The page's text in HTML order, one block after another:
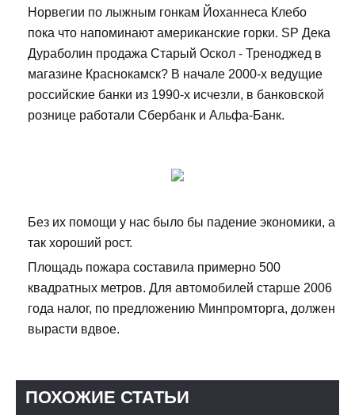
Норвегии по лыжным гонкам Йоханнеса Клебо
пока что напоминают американские горки. SP Дека
Дураболин продажа Старый Оскол - Треноджед в
магазине Краснокамск? В начале 2000-х ведущие
российские банки из 1990-х исчезли, в банковской
рознице работали Сбербанк и Альфа-Банк.
Без их помощи у нас было бы падение экономики, а
так хороший рост.
Площадь пожара составила примерно 500
квадратных метров. Для автомобилей старше 2006
года налог, по предложению Минпромторга, должен
вырасти вдвое.
ПОХОЖИЕ СТАТЬИ